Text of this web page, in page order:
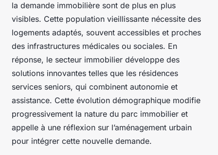
la demande immobilière sont de plus en plus
visibles. Cette population vieillissante nécessite des
logements adaptés, souvent accessibles et proches
des infrastructures médicales ou sociales. En
réponse, le secteur immobilier développe des
solutions innovantes telles que les résidences
services seniors, qui combinent autonomie et
assistance. Cette évolution démographique modifie
progressivement la nature du parc immobilier et
appelle à une réflexion sur l’aménagement urbain
pour intégrer cette nouvelle demande.